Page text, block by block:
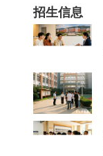
招生信息